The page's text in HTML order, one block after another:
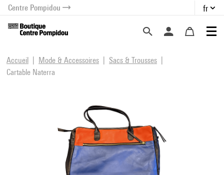
menu
contenu
Centre Pompidou fr
Accueil Mode & Accessoires
Sacs & Trousses
Cartable Naterra